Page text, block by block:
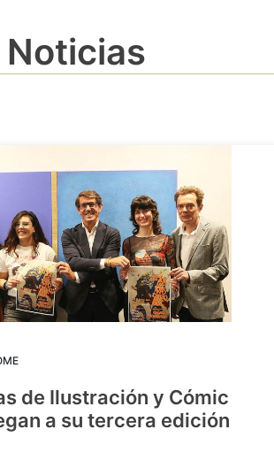
Noticias
de Ilustración y Cómic
a su tercera edición